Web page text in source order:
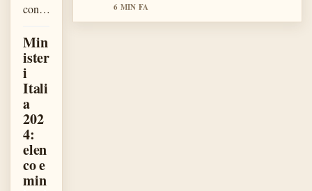
con…
Min
ister
i
Itali
a
202
4:
elen
co e
min
6 MIN FA